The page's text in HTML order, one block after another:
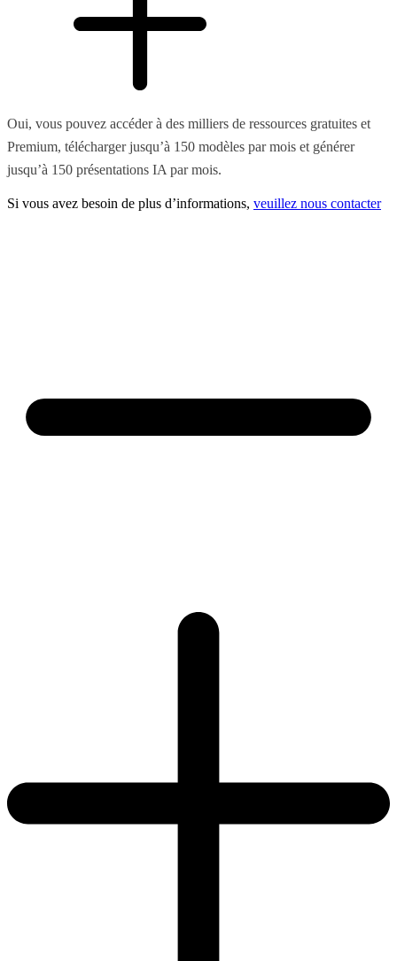
Oui, vous pouvez accéder à des milliers de ressources gratuites et
Premium, télécharger jusqu’à 150 modèles par mois et générer
jusqu’à 150 présentations IA par mois.
Si vous avez besoin de plus d’informations, veuillez nous contacter